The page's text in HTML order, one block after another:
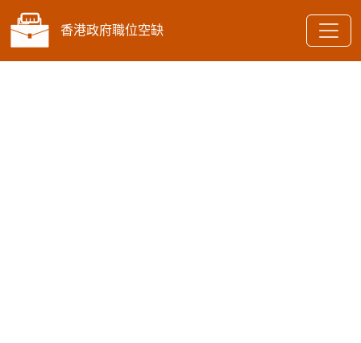
香港政府職位空缺